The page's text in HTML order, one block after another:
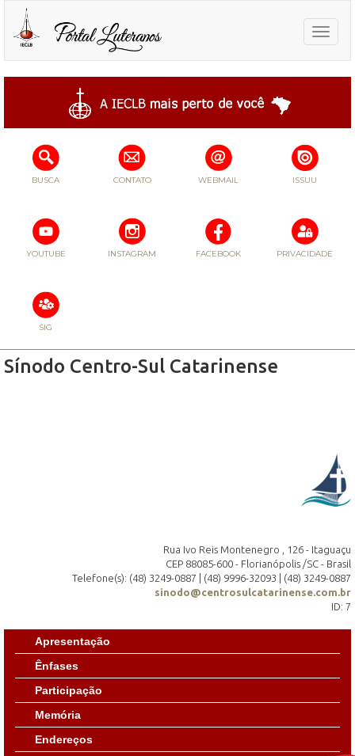
Toggle
BUSCA CONTATO WEBMAIL ISSUU
YOUTUBE INSTAGRAM FACEBOOK PRIVACIDADE
SIG
Sínodo Centro-Sul Catarinense
Rua Ivo Reis Montenegro , 126 - Itaguaçu
CEP 88085-600 - Florianópolis /SC - Brasil
Telefone(s): (48) 3249-0887 | (48) 9996-32093 | (48) 3249-0887
sinodo@centrosulcatarinense.com.br
ID: 7
Apresentação
Ênfases
Participação
Memória
Endereços